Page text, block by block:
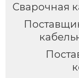
Сварочная